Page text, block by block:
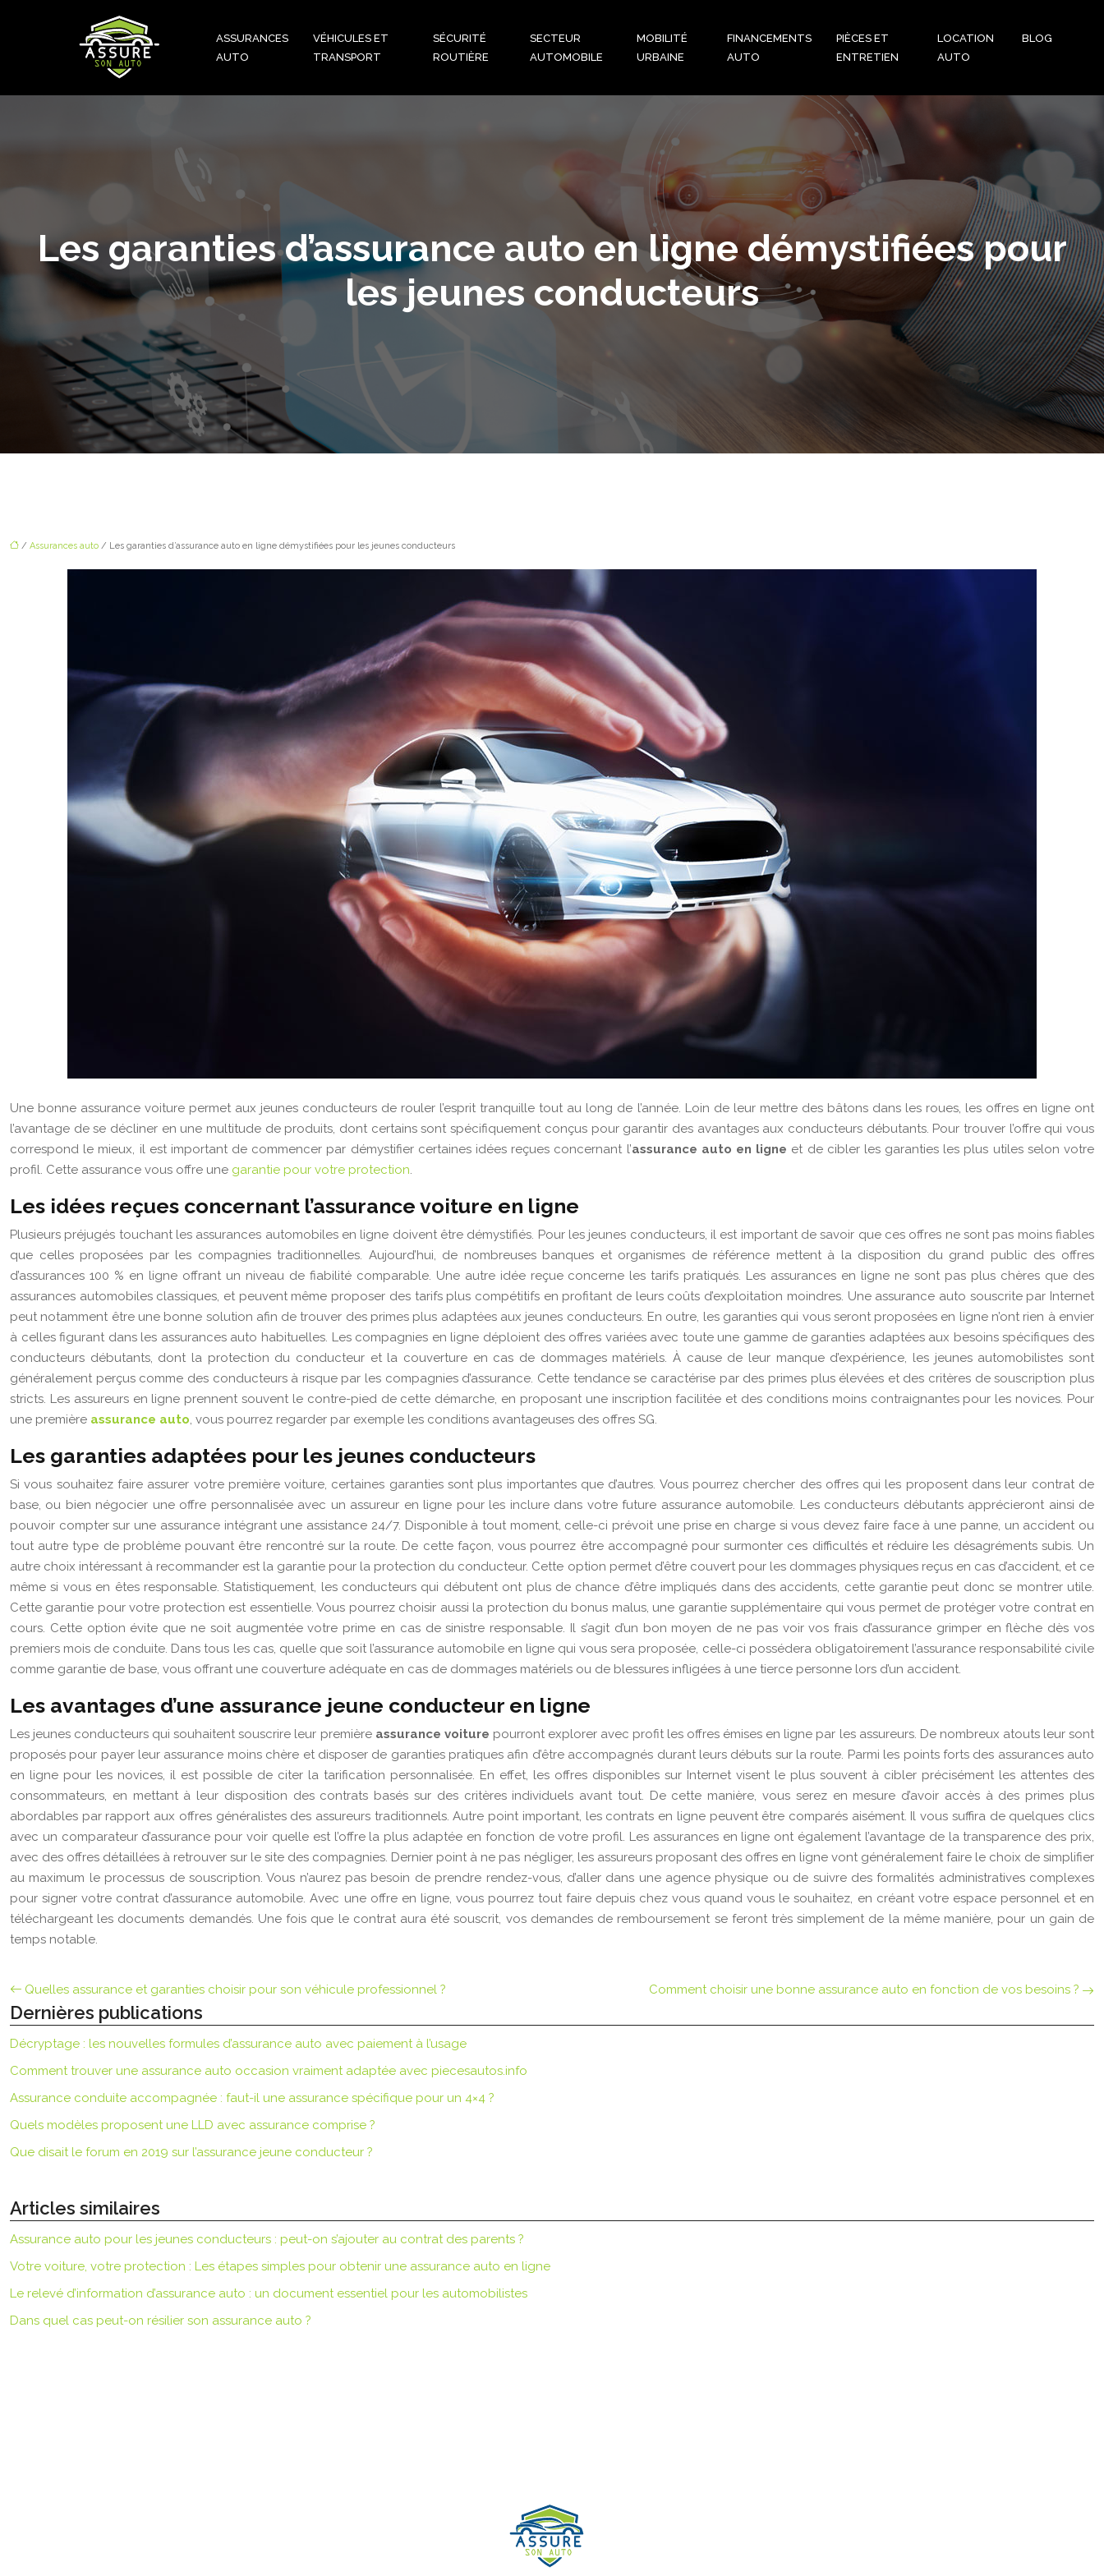
ASSURANCES
AUTO
VÉHICULES ET
TRANSPORT
SÉCURITÉ
ROUTIÈRE
SECTEUR
AUTOMOBILE
MOBILITÉ
URBAINE
FINANCEMENTS
AUTO
PIÈCES ET
ENTRETIEN
LOCATION
AUTO
BLOG
Les garanties d’assurance auto en ligne démystifiées pour
les jeunes conducteurs
/ Assurances auto / Les garanties d’assurance auto en ligne démystifiées pour les jeunes conducteurs
Une bonne assurance voiture permet aux jeunes conducteurs de rouler l’esprit tranquille tout au long de l’année. Loin de leur mettre des bâtons dans les roues, les offres en ligne ont
l’avantage de se décliner en une multitude de produits, dont certains sont spécifiquement conçus pour garantir des avantages aux conducteurs débutants. Pour trouver l’offre qui vous
correspond le mieux, il est important de commencer par démystifier certaines idées reçues concernant l’assurance auto en ligne et de cibler les garanties les plus utiles selon votre
profil. Cette assurance vous offre une garantie pour votre protection.
Les idées reçues concernant l’assurance voiture en ligne
Plusieurs préjugés touchant les assurances automobiles en ligne doivent être démystifiés. Pour les jeunes conducteurs, il est important de savoir que ces offres ne sont pas moins fiables
que celles proposées par les compagnies traditionnelles. Aujourd’hui, de nombreuses banques et organismes de référence mettent à la disposition du grand public des offres
d’assurances 100 % en ligne offrant un niveau de fiabilité comparable. Une autre idée reçue concerne les tarifs pratiqués. Les assurances en ligne ne sont pas plus chères que des
assurances automobiles classiques, et peuvent même proposer des tarifs plus compétitifs en profitant de leurs coûts d’exploitation moindres. Une assurance auto souscrite par Internet
peut notamment être une bonne solution afin de trouver des primes plus adaptées aux jeunes conducteurs. En outre, les garanties qui vous seront proposées en ligne n’ont rien à envier
à celles figurant dans les assurances auto habituelles. Les compagnies en ligne déploient des offres variées avec toute une gamme de garanties adaptées aux besoins spécifiques des
conducteurs débutants, dont la protection du conducteur et la couverture en cas de dommages matériels. À cause de leur manque d’expérience, les jeunes automobilistes sont
généralement perçus comme des conducteurs à risque par les compagnies d’assurance. Cette tendance se caractérise par des primes plus élevées et des critères de souscription plus
stricts. Les assureurs en ligne prennent souvent le contre-pied de cette démarche, en proposant une inscription facilitée et des conditions moins contraignantes pour les novices. Pour
une première assurance auto, vous pourrez regarder par exemple les conditions avantageuses des offres SG.
Les garanties adaptées pour les jeunes conducteurs
Si vous souhaitez faire assurer votre première voiture, certaines garanties sont plus importantes que d’autres. Vous pourrez chercher des offres qui les proposent dans leur contrat de
base, ou bien négocier une offre personnalisée avec un assureur en ligne pour les inclure dans votre future assurance automobile. Les conducteurs débutants apprécieront ainsi de
pouvoir compter sur une assurance intégrant une assistance 24/7. Disponible à tout moment, celle-ci prévoit une prise en charge si vous devez faire face à une panne, un accident ou
tout autre type de problème pouvant être rencontré sur la route. De cette façon, vous pourrez être accompagné pour surmonter ces difficultés et réduire les désagréments subis. Un
autre choix intéressant à recommander est la garantie pour la protection du conducteur. Cette option permet d’être couvert pour les dommages physiques reçus en cas d’accident, et ce
même si vous en êtes responsable. Statistiquement, les conducteurs qui débutent ont plus de chance d’être impliqués dans des accidents, cette garantie peut donc se montrer utile.
Cette garantie pour votre protection est essentielle. Vous pourrez choisir aussi la protection du bonus malus, une garantie supplémentaire qui vous permet de protéger votre contrat en
cours. Cette option évite que ne soit augmentée votre prime en cas de sinistre responsable. Il s’agit d’un bon moyen de ne pas voir vos frais d’assurance grimper en flèche dès vos
premiers mois de conduite. Dans tous les cas, quelle que soit l’assurance automobile en ligne qui vous sera proposée, celle-ci possédera obligatoirement l’assurance responsabilité civile
comme garantie de base, vous offrant une couverture adéquate en cas de dommages matériels ou de blessures infligées à une tierce personne lors d’un accident.
Les avantages d’une assurance jeune conducteur en ligne
Les jeunes conducteurs qui souhaitent souscrire leur première assurance voiture pourront explorer avec profit les offres émises en ligne par les assureurs. De nombreux atouts leur sont
proposés pour payer leur assurance moins chère et disposer de garanties pratiques afin d’être accompagnés durant leurs débuts sur la route. Parmi les points forts des assurances auto
en ligne pour les novices, il est possible de citer la tarification personnalisée. En effet, les offres disponibles sur Internet visent le plus souvent à cibler précisément les attentes des
consommateurs, en mettant à leur disposition des contrats basés sur des critères individuels avant tout. De cette manière, vous serez en mesure d’avoir accès à des primes plus
abordables par rapport aux offres généralistes des assureurs traditionnels. Autre point important, les contrats en ligne peuvent être comparés aisément. Il vous suffira de quelques clics
avec un comparateur d’assurance pour voir quelle est l’offre la plus adaptée en fonction de votre profil. Les assurances en ligne ont également l’avantage de la transparence des prix,
avec des offres détaillées à retrouver sur le site des compagnies. Dernier point à ne pas négliger, les assureurs proposant des offres en ligne vont généralement faire le choix de simplifier
au maximum le processus de souscription. Vous n’aurez pas besoin de prendre rendez-vous, d’aller dans une agence physique ou de suivre des formalités administratives complexes
pour signer votre contrat d’assurance automobile. Avec une offre en ligne, vous pourrez tout faire depuis chez vous quand vous le souhaitez, en créant votre espace personnel et en
téléchargeant les documents demandés. Une fois que le contrat aura été souscrit, vos demandes de remboursement se feront très simplement de la même manière, pour un gain de
temps notable.
Quelles assurance et garanties choisir pour son véhicule professionnel ? Comment choisir une bonne assurance auto en fonction de vos besoins ?
Dernières publications
Décryptage : les nouvelles formules d’assurance auto avec paiement à l’usage
Comment trouver une assurance auto occasion vraiment adaptée avec piecesautos.info
Assurance conduite accompagnée : faut-il une assurance spécifique pour un 4×4 ?
Quels modèles proposent une LLD avec assurance comprise ?
Que disait le forum en 2019 sur l’assurance jeune conducteur ?
Articles similaires
Assurance auto pour les jeunes conducteurs : peut-on s’ajouter au contrat des parents ?
Votre voiture, votre protection : Les étapes simples pour obtenir une assurance auto en ligne
Le relevé d’information d’assurance auto : un document essentiel pour les automobilistes
Dans quel cas peut-on résilier son assurance auto ?